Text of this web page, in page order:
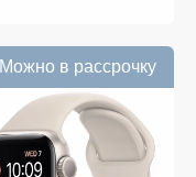
Можно в рассрочку